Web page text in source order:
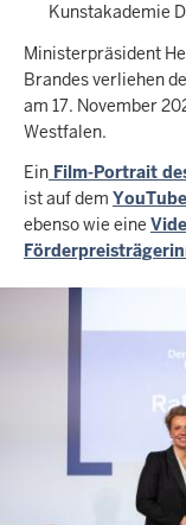
Kunstakademie
Ministerpräsident
Brandes verliehen
am 17. November
Westfalen.
Ein Film-Portrait
ist auf dem
ebenso wie eine